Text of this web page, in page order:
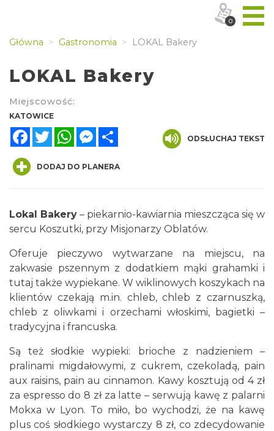
Główna Gastronomia LOKAL Bakery
LOKAL Bakery
Miejscowość:
KATOWICE
FacebookTwitterWhatsAppMessenger
ODSŁUCHAJ TEKST
DODAJ DO PLANERA
Lokal Bakery – piekarnio-kawiarnia mieszcząca się w
sercu Koszutki, przy Misjonarzy Oblatów.
Oferuje pieczywo wytwarzane na miejscu, na
zakwasie pszennym z dodatkiem mąki grahamki i
tutaj także wypiekane. W wiklinowych koszykach na
klientów czekają m.in. chleb, chleb z czarnuszką,
chleb z oliwkami i orzechami włoskimi, bagietki –
tradycyjna i francuska.
Są też słodkie wypieki: brioche z nadzieniem –
pralinami migdałowymi, z cukrem, czekoladą, pain
aux raisins, pain au cinnamon. Kawy kosztują od 4 zł
za espresso do 8 zł za latte – serwują kawę z palarni
Mokxa w Lyon. To miło, bo wychodzi, że na kawę
plus coś słodkiego wystarczy 8 zł, co zdecydowanie
0